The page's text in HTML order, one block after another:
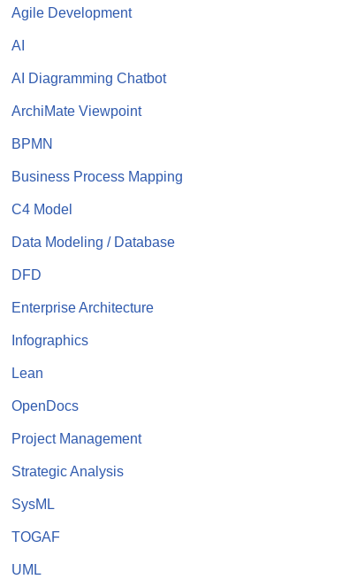
Agile Development
AI
AI Diagramming Chatbot
ArchiMate Viewpoint
BPMN
Business Process Mapping
C4 Model
Data Modeling / Database
DFD
Enterprise Architecture
Infographics
Lean
OpenDocs
Project Management
Strategic Analysis
SysML
TOGAF
UML